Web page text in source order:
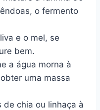
o fermento
e o mel, se
bem.
a água morna à
uma massa
de chia ou linhaça à